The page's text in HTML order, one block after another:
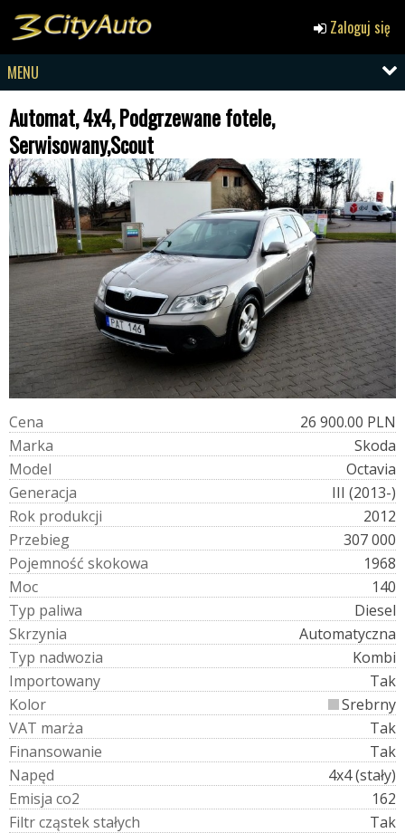
Zaloguj się
MENU
Automat, 4x4, Podgrzewane fotele,
Serwisowany,Scout
Cena
26 900.00 PLN
Marka
Skoda
Model
Octavia
Generacja
III (2013-)
Rok produkcji
2012
Przebieg
307 000
Pojemność skokowa
1968
Moc
140
Typ paliwa
Diesel
Skrzynia
Automatyczna
Typ nadwozia
Kombi
Importowany
Tak
Kolor
Srebrny
VAT marża
Tak
Finansowanie
Tak
Napęd
4x4 (stały)
Emisja co2
162
Filtrcząstekstałych
Tak